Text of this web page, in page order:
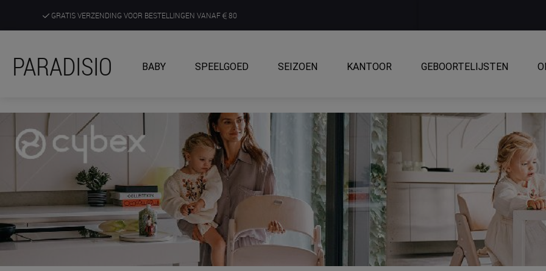
GRATIS VERZENDING VOOR BESTELLINGEN VANAF 80
ONTDEK, BELEEF EN KRIJG ADVIES IN ONZE WINKELS
PARADISIO BABY SPEELGOED SEIZOEN KANTOOR GEBOORTELIJSTEN